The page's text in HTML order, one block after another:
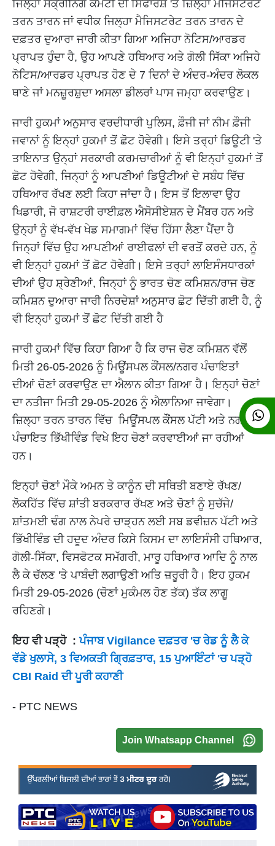
ਜਿਲ੍ਹਾ ਸਕ੍ਰੀਨਿੰਗ ਕਮੇਟੀ ਦੀ ਸਿਫਾਰਸ਼ 'ਤੇ ਜ਼ਿਲ੍ਹਾ ਮੈਜਿਸਟਰੇਟ
ਤਰਨ ਤਾਰਨ ਜਾਂ ਵਧੀਕ ਜਿਲ੍ਹਾ ਮੈਜਿਸਟਰੇਟ ਤਰਨ ਤਾਰਨ ਦੇ
ਦਫ਼ਤਰ ਦੁਆਰਾ ਜਾਰੀ ਕੀਤਾ ਗਿਆ ਅਜਿਹਾ ਨੋਟਿਸ/ਆਰਡਰ
ਪ੍ਰਾਪਤ ਹੁੰਦਾ ਹੈ, ਉਹ ਆਪਣੇ ਹਥਿਆਰ ਅਤੇ ਗੋਲੀ ਸਿੱਕਾ ਅਜਿਹੇ
ਨੋਟਿਸ/ਆਰਡਰ ਪ੍ਰਾਪਤ ਹੋਣ ਦੇ 7 ਦਿਨਾਂ ਦੇ ਅੰਦਰ-ਅੰਦਰ ਲੋਕਲ
ਥਾਣੇ ਜਾਂ ਮਨਜ਼ੂਰਸ਼ੁਦਾ ਅਸਲਾ ਡੀਲਰਾਂ ਪਾਸ ਜਮ੍ਹਾ ਕਰਵਾਉਣ।
ਜਾਰੀ ਹੁਕਮਾਂ ਅਨੁਸਾਰ ਵਰਦੀਧਾਰੀ ਪੁਲਿਸ, ਫ਼ੌਜੀ ਜਾਂ ਨੀਮ ਫ਼ੌਜੀ
ਜਵਾਨਾਂ ਨੂੰ ਇਨ੍ਹਾਂ ਹੁਕਮਾਂ ਤੋਂ ਛੋਟ ਹੋਵੇਗੀ। ਇਸੇ ਤਰ੍ਹਾਂ ਡਿਊਟੀ 'ਤੇ
ਤਾਇਨਾਤ ਉਨ੍ਹਾਂ ਸਰਕਾਰੀ ਕਰਮਚਾਰੀਆਂ ਨੂੰ ਵੀ ਇਨ੍ਹਾਂ ਹੁਕਮਾਂ ਤੋਂ
ਛੋਟ ਹੋਵੇਗੀ, ਜਿਨ੍ਹਾਂ ਨੂੰ ਆਪਣੀਆਂ ਡਿਊਟੀਆਂ ਦੇ ਸਬੰਧ ਵਿੱਚ
ਹਥਿਆਰ ਰੱਖਣ ਲਈ ਕਿਹਾ ਜਾਂਦਾ ਹੈ। ਇਸ ਤੋਂ ਇਲਾਵਾ ਉਹ
ਖਿਡਾਰੀ, ਜੋ ਰਾਸ਼ਟਰੀ ਰਾਈਫ਼ਲ ਐਸੋਸੀਏਸ਼ਨ ਦੇ ਮੈਂਬਰ ਹਨ ਅਤੇ
ਉਨ੍ਹਾਂ ਨੂੰ ਵੱਖ-ਵੱਖ ਖੇਡ ਸਮਾਗਮਾਂ ਵਿੱਚ ਹਿੱਸਾ ਲੈਣਾ ਪੈਂਦਾ ਹੈ
ਜਿਨ੍ਹਾਂ ਵਿੱਚ ਉਹ ਆਪਣੀਆਂ ਰਾਈਫਲਾਂ ਦੀ ਵਰਤੋਂ ਕਰਦੇ ਹਨ, ਨੂੰ
ਵੀ ਇਨ੍ਹਾਂ ਹੁਕਮਾਂ ਤੋਂ ਛੋਟ ਹੋਵੇਗੀ। ਇਸੇ ਤਰ੍ਹਾਂ ਲਾਇਸੰਸਧਾਰਕਾਂ
ਦੀਆਂ ਉਹ ਸ਼੍ਰੇਣੀਆਂ, ਜਿਨ੍ਹਾਂ ਨੂੰ ਭਾਰਤ ਚੋਣ ਕਮਿਸ਼ਨ/ਰਾਜ ਚੋਣ
ਕਮਿਸ਼ਨ ਦੁਆਰਾ ਜਾਰੀ ਨਿਰਦੇਸ਼ਾਂ ਅਨੁਸਾਰ ਛੋਟ ਦਿੱਤੀ ਗਈ ਹੈ, ਨੂੰ
ਵੀ ਇਨ੍ਹਾਂ ਹੁਕਮਾਂ ਤੋਂ ਛੋਟ ਦਿੱਤੀ ਗਈ ਹੈ
ਜਾਰੀ ਹੁਕਮਾਂ ਵਿੱਚ ਕਿਹਾ ਗਿਆ ਹੈ ਕਿ ਰਾਜ ਚੋਣ ਕਮਿਸ਼ਨ ਵੱਲੋਂ
ਮਿਤੀ 26-05-2026 ਨੂੰ ਮਿਊਂਸਪਲ ਕੌਂਸਲ/ਨਗਰ ਪੰਚਾਇਤਾਂ
ਦੀਆਂ ਚੋਣਾਂ ਕਰਵਾਉਣ ਦਾ ਐਲਾਨ ਕੀਤਾ ਗਿਆ ਹੈ। ਇਨ੍ਹਾਂ ਚੋਣਾਂ
ਦਾ ਨਤੀਜਾ ਮਿਤੀ 29-05-2026 ਨੂੰ ਐਲਾਨਿਆ ਜਾਵੇਗਾ।
ਜ਼ਿਲ੍ਹਾ ਤਰਨ ਤਾਰਨ ਵਿੱਚ ਮਿਊਂਂਸਪਲ ਕੌਂਸਲ ਪੱਟੀ ਅਤੇ ਨਗਰ
ਪੰਚਾਇਤ ਭਿੱਖੀਵਿੰਡ ਵਿਖੇ ਇਹ ਚੋਣਾਂ ਕਰਵਾਈਆਂ ਜਾ ਰਹੀਆਂ
ਹਨ।
ਇਨ੍ਹਾਂ ਚੋਣਾਂ ਮੌਕੇ ਅਮਨ ਤੇ ਕਾਨੂੰਨ ਦੀ ਸਥਿਤੀ ਬਣਾਏ ਰੱਖਣ/
ਲੋਕਹਿੱਤ ਵਿੱਚ ਸ਼ਾਂਤੀ ਬਰਕਰਾਰ ਰੱਖਣ ਅਤੇ ਚੋਣਾਂ ਨੂੰ ਸੁਚੱਜੇ/
ਸ਼ਾਂਤਮਈ ਢੰਗ ਨਾਲ ਨੇਪਰੇ ਚਾੜ੍ਹਨ ਲਈ ਸਬ ਡਵੀਜ਼ਨ ਪੱਟੀ ਅਤੇ
ਭਿੱਖੀਵਿੰਡ ਦੀ ਹਦੂਦ ਅੰਦਰ ਕਿਸੇ ਕਿਸਮ ਦਾ ਲਾਇਸੰਸੀ ਹਥਿਆਰ,
ਗੋਲੀ-ਸਿੱਕਾ, ਵਿਸਫੋਟਕ ਸਮੱਗਰੀ, ਮਾਰੂ ਹਥਿਆਰ ਆਦਿ ਨੂੰ ਨਾਲ
ਲੈ ਕੇ ਚੱਲਣ 'ਤੇ ਪਾਬੰਦੀ ਲਗਾਉਣੀ ਅਤਿ ਜ਼ਰੂਰੀ ਹੈ। ਇਹ ਹੁਕਮ
ਮਿਤੀ 29-05-2026 (ਚੋਣਾਂ ਮੁਕੰਮਲ ਹੋਣ ਤੱਕ) ਤੱਕ ਲਾਗੂ
ਰਹਿਣਗੇ।
ਇਹ ਵੀ ਪੜ੍ਹੋ :ਪੰਜਾਬ Vigilance ਦਫ਼ਤਰ 'ਚ ਰੇਡ ਨੂੰ ਲੈ ਕੇ
ਵੱਡੇ ਖੁਲਾਸੇ, 3 ਵਿਅਕਤੀ ਗ੍ਰਿਫ਼ਤਾਰ, 15 ਪੁਆਇੰਟਾਂ 'ਚ ਪੜ੍ਹੋ
CBI Raid ਦੀ ਪੂਰੀ ਕਹਾਣੀ
- PTC NEWS
Join Whatsapp Channel